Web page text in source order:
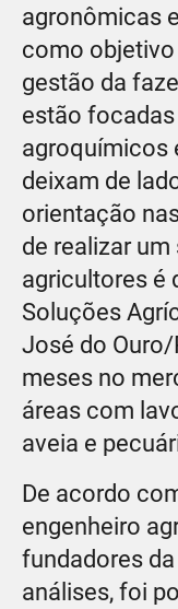
agronômicas
como
gestão da
estão focadas
agroquímicos
deixam de
orientação
de realizar
agricultores é
Soluções
José do Ouro/
meses no
áreas com
aveia e
De acordo
engenheiro
fundadores
análises, foi